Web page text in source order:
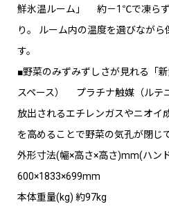
鮮氷温ルーム」 約－1℃で凍らず
り。 ルーム内の温度を選びなが
す。
■野菜のみずみずしさが見れる「
スペース） プラチナ触媒（ルテ
放出されるエチレンガスやニオイ
を高めることで野菜の気孔が閉じ
外形寸法(幅×高さ×高さ)mm(ハン
600×1833×699mm
本体重量(kg) 約97kg